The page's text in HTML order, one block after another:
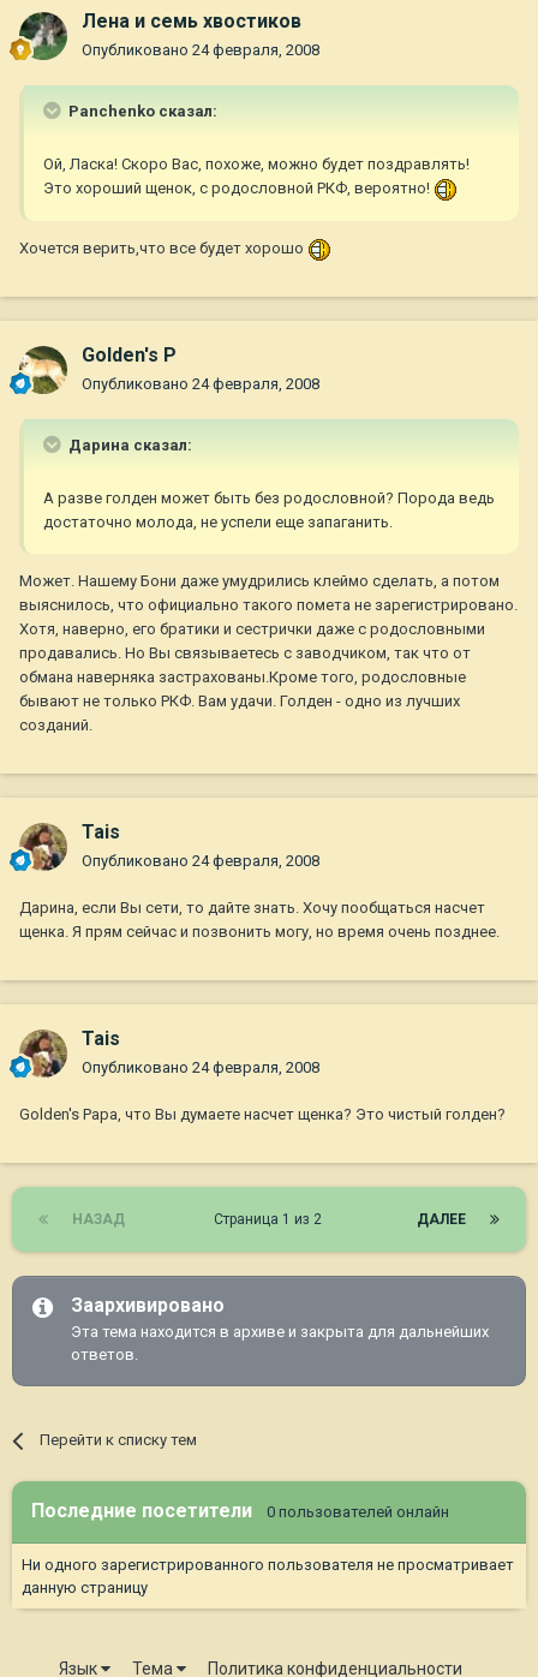
Лена и семь хвостиков
Опубликовано 24 февраля, 2008
Panchenko сказал:
Ой, Ласка! Скоро Вас, похоже, можно будет поздравлять!
Это хороший щенок, с родословной РКФ, вероятно!
Хочется верить,что все будет хорошо
Golden's P
Опубликовано 24 февраля, 2008
Дарина сказал:
А разве голден может быть без родословной? Порода ведь
достаточно молода, не успели еще запаганить.
Может. Нашему Бони даже умудрились клеймо сделать, а потом
выяснилось, что официально такого помета не зарегистрировано.
Хотя, наверно, его братики и сестрички даже с родословными
продавались. Но Вы связываетесь с заводчиком, так что от
обмана наверняка застрахованы.Кроме того, родословные
бывают не только РКФ. Вам удачи. Голден - одно из лучших
созданий.
Tais
Опубликовано 24 февраля, 2008
Дарина, если Вы сети, то дайте знать. Хочу пообщаться насчет
щенка. Я прям сейчас и позвонить могу, но время очень позднее.
Tais
Опубликовано 24 февраля, 2008
Golden's Papa, что Вы думаете насчет щенка? Это чистый голден?
НАЗАД ДАЛЕЕ
Страница 1 из 2
Заархивировано
Эта тема находится в архиве и закрыта для дальнейших
ответов.
Перейти к списку тем
Последние посетители 0 пользователей онлайн
Ни одного зарегистрированного пользователя не просматривает
данную страницу
Язык Тема Политика конфиденциальности